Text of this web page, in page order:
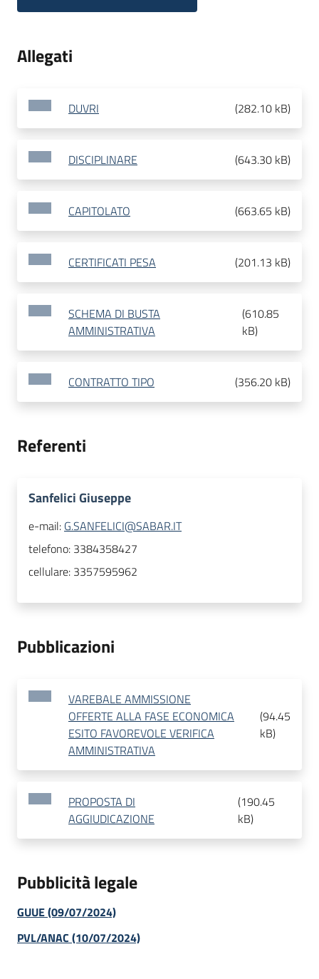
Allegati
DUVRI (282.10 kB)
DISCIPLINARE (643.30 kB)
CAPITOLATO (663.65 kB)
CERTIFICATI PESA (201.13 kB)
SCHEMA DI BUSTA
AMMINISTRATIVA
(610.85
kB)
CONTRATTO TIPO (356.20 kB)
Referenti
Sanfelici Giuseppe
e-mail: G.SANFELICI@SABAR.IT
telefono: 3384358427
cellulare: 3357595962
Pubblicazioni
VAREBALE AMMISSIONE
OFFERTE ALLA FASE ECONOMICA
ESITO FAVOREVOLE VERIFICA
AMMINISTRATIVA
(94.45
kB)
PROPOSTA DI
AGGIUDICAZIONE
(190.45
kB)
Pubblicità legale
GUUE (09/07/2024)
PVL/ANAC (10/07/2024)